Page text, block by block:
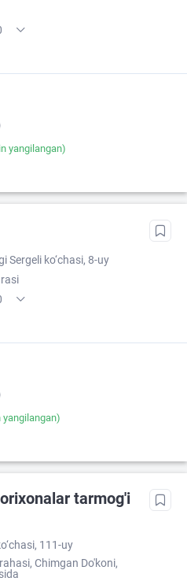
yangilangan)
Sergeli ko‘chasi, 8-uy
yangilangan)
tarmog'i
111-uy
Chimgan Do'koni,